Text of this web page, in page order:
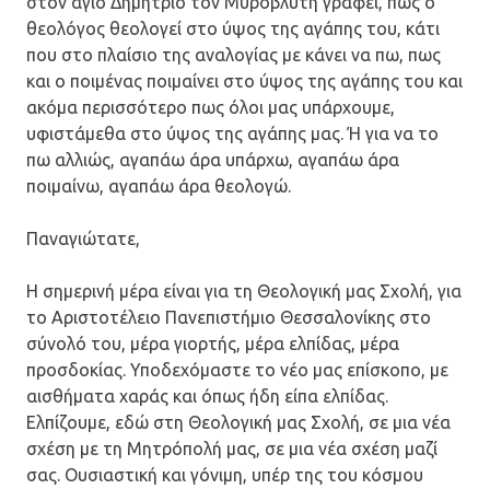
θεολόγος θεολογεί στο ύψος της αγάπης του, κάτι
που στο πλαίσιο της αναλογίας με κάνει να πω, πως
και ο ποιμένας ποιμαίνει στο ύψος της αγάπης του και
ακόμα περισσότερο πως όλοι μας υπάρχουμε,
υφιστάμεθα στο ύψος της αγάπης μας. Ή για να το
πω αλλιώς, αγαπάω άρα υπάρχω, αγαπάω άρα
ποιμαίνω, αγαπάω άρα θεολογώ.
Παναγιώτατε,
Η σημερινή μέρα είναι για τη Θεολογική μας Σχολή, για
το Αριστοτέλειο Πανεπιστήμιο Θεσσαλονίκης στο
σύνολό του, μέρα γιορτής, μέρα ελπίδας, μέρα
προσδοκίας. Υποδεχόμαστε το νέο μας επίσκοπο, με
αισθήματα χαράς και όπως ήδη είπα ελπίδας.
Ελπίζουμε, εδώ στη Θεολογική μας Σχολή, σε μια νέα
σχέση με τη Μητρόπολή μας, σε μια νέα σχέση μαζί
σας. Ουσιαστική και γόνιμη, υπέρ της του κόσμου